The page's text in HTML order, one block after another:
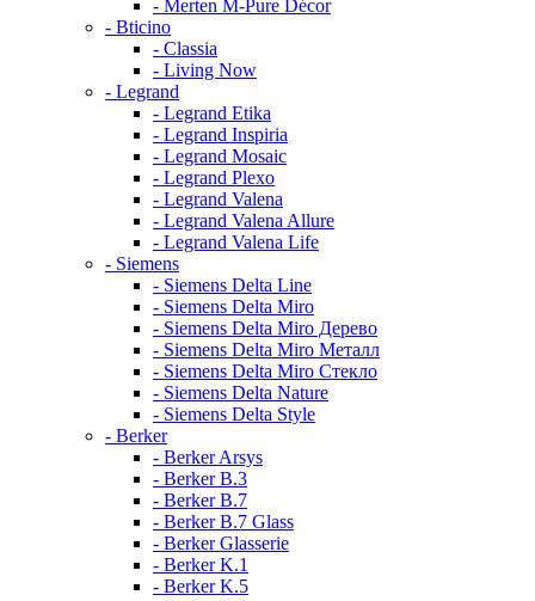
- Merten M-Pure Décor
- Bticino
- Classia
- Living Now
- Legrand
- Legrand Etika
- Legrand Inspiria
- Legrand Mosaic
- Legrand Plexo
- Legrand Valena
- Legrand Valena Allure
- Legrand Valena Life
- Siemens
- Siemens Delta Line
- Siemens Delta Miro
- Siemens Delta Miro Дерево
- Siemens Delta Miro Металл
- Siemens Delta Miro Стекло
- Siemens Delta Nature
- Siemens Delta Style
- Berker
- Berker Arsys
- Berker B.3
- Berker B.7
- Berker B.7 Glass
- Berker Glasserie
- Berker K.1
- Berker K.5